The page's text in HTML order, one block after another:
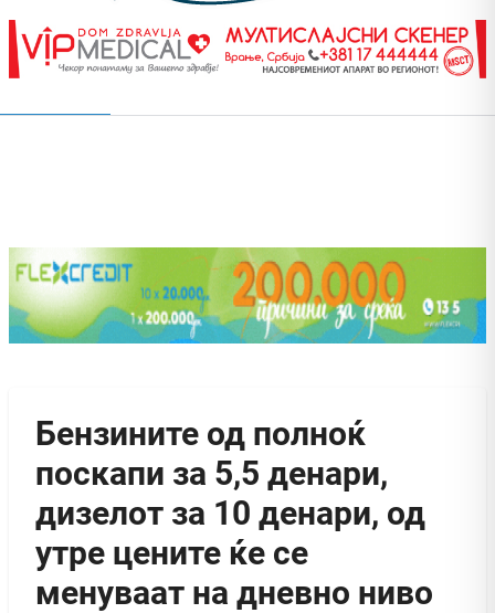
Бензините од полноќ
поскапи за 5,5 денари,
дизелот за 10 денари, од
утре цените ќе се
менуваат на дневно ниво